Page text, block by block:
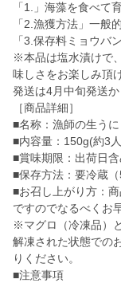
「1.」海藻を食べて
「2.漁獲方法」一般
「3.保存料ミョウバ
※本品は塩水漬けで
味しさをお楽しみ頂
発送は4月中旬発送か
［商品詳細］
■名称：漁師の生うに
■内容量：150g(約3
■賞味期限：出荷日
■保存方法：要冷蔵（
■お召し上がり方：
ですのでなるべくお
※マグロ（冷凍品）
解凍された状態での
りください。
■注意事項